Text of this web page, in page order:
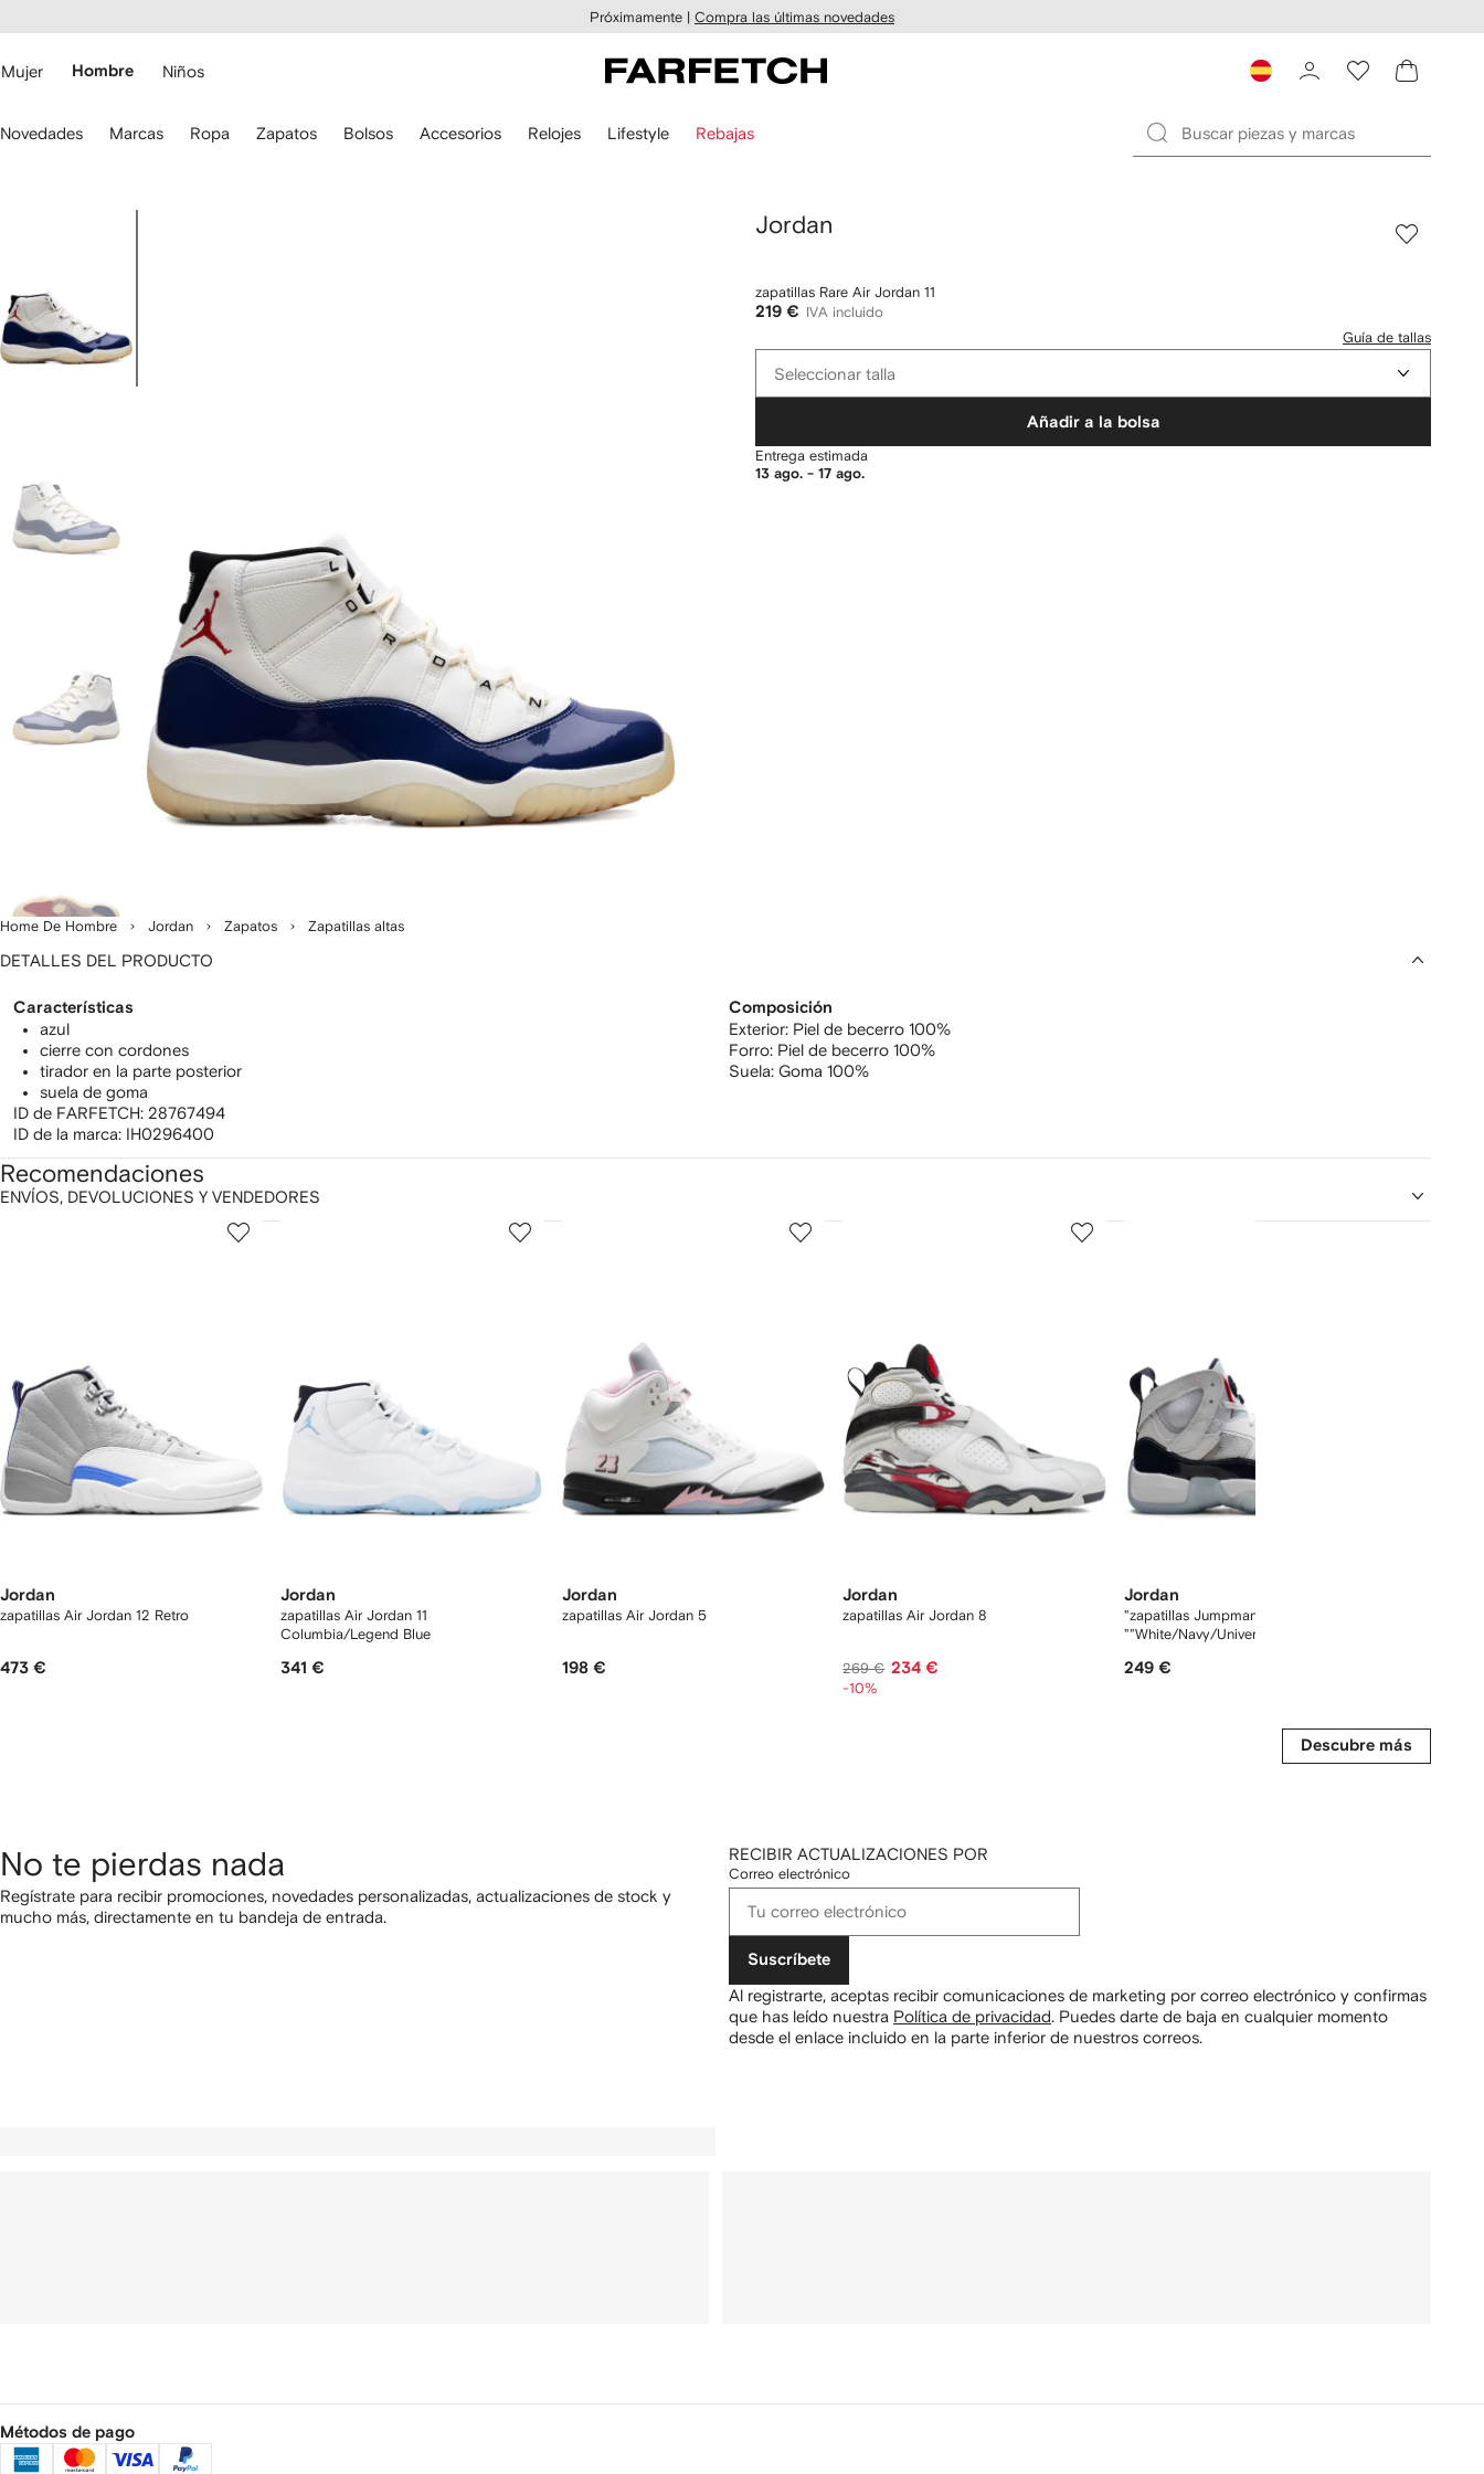
Próximamente | Compra las últimas novedades
Mujer Hombre Niños
Novedades Marcas Ropa Zapatos Bolsos Accesorios Relojes Lifestyle Rebajas
Home De Hombre Jordan Zapatos Zapatillas altas
Jordan
zapatillas Rare Air Jordan 11
219 €
IVA incluido
Guía de tallas
tallaSeleccionar talla
Añadir a la bolsa
Entrega estimada
13 ago. - 17 ago.
DETALLES DEL PRODUCTO
Características
azul
cierre con cordones
tirador en la parte posterior
suela de goma
ID de FARFETCH: 28767494
ID de la marca: IH0296400
Composición
Exterior: Piel de becerro 100%
Forro: Piel de becerro 100%
Suela: Goma 100%
ENVÍOS, DEVOLUCIONES Y VENDEDORES
Recomendaciones
Jordan
zapatillas Air Jordan 12 Retro
473 €
2
Jordan
zapatillas Air Jordan 11
Columbia/Legend Blue
341 €
3
Jordan
zapatillas Air Jordan 5
198 €
4
Jordan
zapatillas Air Jordan 8
269 € 234 €
-10%
5
Jordan
"zapatillas Jumpman Two Trey
""White/Navy/University Red"" "
249 €
6
Descubre más
No te pierdas nada
Regístrate para recibir promociones, novedades personalizadas, actualizaciones de stock y
mucho más, directamente en tu bandeja de entrada.
RECIBIR ACTUALIZACIONES POR
Correo electrónico
Suscríbete
Al registrarte, aceptas recibir comunicaciones de marketing por correo electrónico y confirmas
que has leído nuestra Política de privacidad Puedes darte de baja en cualquier momento
desde el enlace incluido en la parte inferior de nuestros correos.
Métodos de pago